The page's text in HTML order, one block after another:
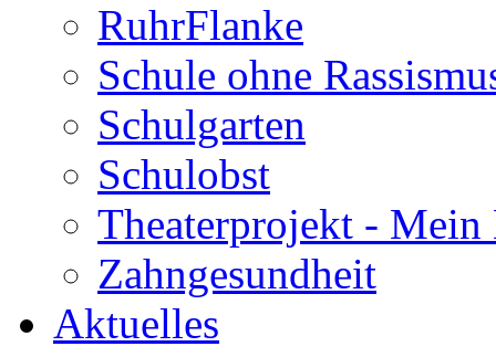
RuhrFlanke
Schule ohne
Schulgarten
Schulobst
Theaterprojekt -
Zahngesundheit
Aktuelles